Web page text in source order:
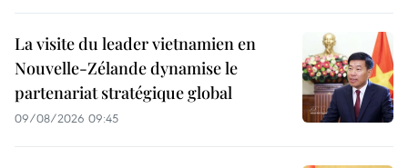
La visite du leader vietnamien en
Nouvelle-Zélande dynamise le
partenariat stratégique global
09/08/2026 09:45